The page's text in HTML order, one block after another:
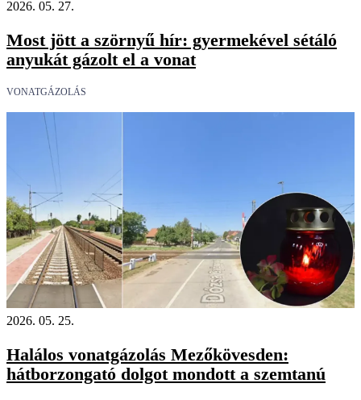
2026. 05. 27.
Most jött a szörnyű hír: gyermekével sétáló
anyukát gázolt el a vonat
VONATGÁZOLÁS
2026. 05. 25.
Halálos vonatgázolás Mezőkövesden:
hátborzongató dolgot mondott a szemtanú